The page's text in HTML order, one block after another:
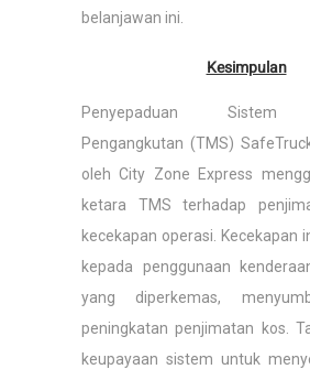
belanjawan ini.
Kesimpulan
Penyepaduan Sistem
Pengangkutan (TMS)
oleh City Zone Express
ketara TMS terhadap
kecekapan operasi. Kecekapan
kepada penggunaan
yang diperkemas,
peningkatan penjimatan kos.
keupayaan sistem untuk